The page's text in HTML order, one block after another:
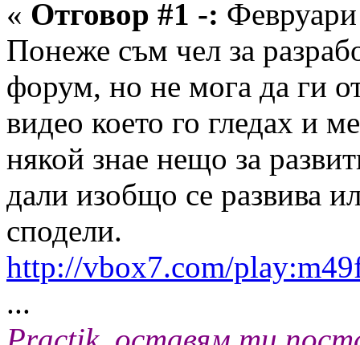
« Отговор #1 -:
Понеже съм чел за
форум, но не мога да ги
видео което го гледах и
някой знае нещо за
дали изобщо се развива
сподели.
http://vbox7.com/
...